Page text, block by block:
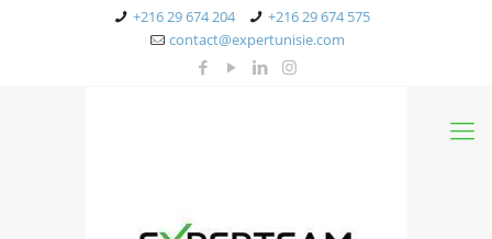
+216 29 674 204
+216 29 674 575
contact@expertunisie.com